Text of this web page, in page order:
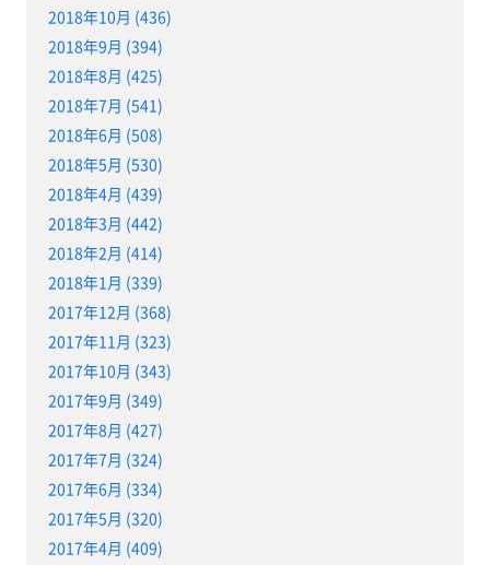
2018年10月 (436)
2018年9月 (394)
2018年8月 (425)
2018年7月 (541)
2018年6月 (508)
2018年5月 (530)
2018年4月 (439)
2018年3月 (442)
2018年2月 (414)
2018年1月 (339)
2017年12月 (368)
2017年11月 (323)
2017年10月 (343)
2017年9月 (349)
2017年8月 (427)
2017年7月 (324)
2017年6月 (334)
2017年5月 (320)
2017年4月 (409)